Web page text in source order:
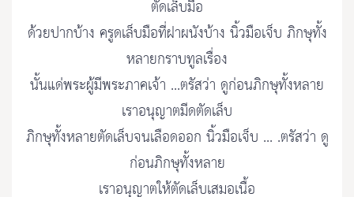
ตัดเล็บมือ
ด้วยปากบ้าง ครูดเล็บมือที่ฝาผนังบ้าง นิ้วมือเจ็บ ภิกษุทั้ง
หลายกราบทูลเรื่อง
นั้นแด่พระผู้มีพระภาคเจ้า ...ตรัสว่า ดูก่อนภิกษุทั้งหลาย
เราอนุญาตมีดตัดเล็บ
ภิกษุทั้งหลายตัดเล็บจนเลือดออก นิ้วมือเจ็บ ... .ตรัสว่า ดู
ก่อนภิกษุทั้งหลาย
เราอนุญาตให้ตัดเล็บเสมอเนื้อ